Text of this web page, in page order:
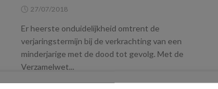
27/07/2018
Er heerste onduidelijkheid omtrent de
verjaringstermijn bij de verkrachting van een
minderjarige met de dood tot gevolg. Met de
Verzamelwet...